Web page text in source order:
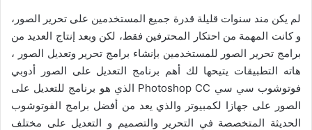
لم يكن مند سنوات قليلة قدرة جميع المستخدمين على تحرير الصور،
و كانت المهمة من احتكار المحترفين فقط، لكن وبعد إنتاج العديد من
برامج تحرير الصور للمستخدمين بإنشاء برامج تحرير وتعديل الصور ،
هاته التطبيقات يتيحها لك أهم برنامج التعديل على الصور أدوبي
فوتوشوب سي سي Photoshop CC الذي هو برنامج للتعديل على
الصور على جهازا لكمبيوتر والذي يعد من أفضل برامج الفوتوشوب
الحديثة المتخصصة في التحرير والتصميم و التعديل على مختلف